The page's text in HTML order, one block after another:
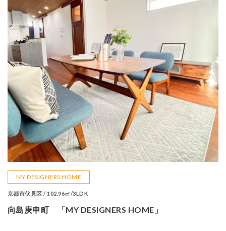
MY DESIGNERS HOME
京都市伏見区 / 102.96㎡/3LDK
向島庚申町 「MY DESIGNERS HOME」